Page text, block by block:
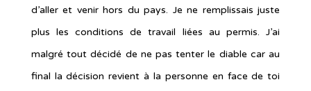
d’aller et venir hors du pays. Je ne remplissais juste
plus les conditions de travail liées au permis. J’ai
malgré tout décidé de ne pas tenter le diable car au
final la décision revient à la personne en face de toi